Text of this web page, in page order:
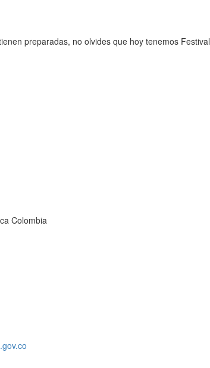
preparadas, no olvides que hoy tenemos Festival
Colombia